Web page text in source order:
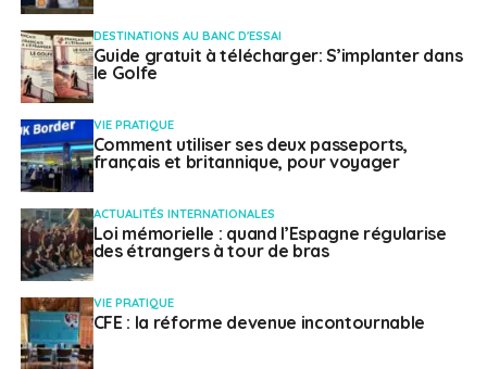
DESTINATIONS AU BANC D'ESSAI
Guide gratuit à télécharger: S’implanter dans
le Golfe
VIE PRATIQUE
Comment utiliser ses deux passeports,
français et britannique, pour voyager
ACTUALITÉS INTERNATIONALES
Loi mémorielle : quand l’Espagne régularise
des étrangers à tour de bras
VIE PRATIQUE
CFE : la réforme devenue incontournable